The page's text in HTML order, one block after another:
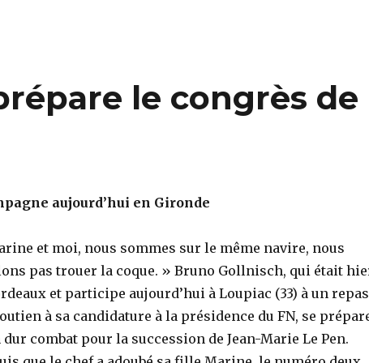
le congrès de
aujourd’hui en Gironde
et moi, nous sommes sur le même navire, nous
pas trouer la coque. » Bruno Gollnisch, qui était
et participe aujourd’hui à Loupiac (33) à un repas
à sa candidature à la présidence du FN, se
dur combat pour la succession de Jean-Marie Le Pen.